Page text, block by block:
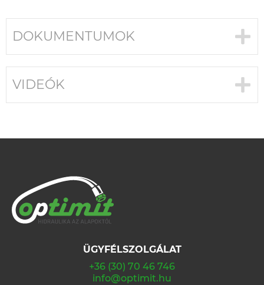
DOKUMENTUMOK
VIDEÓK
ÜGYFÉLSZOLGÁLAT
+36 (30) 70 46 746
info@optimit.hu